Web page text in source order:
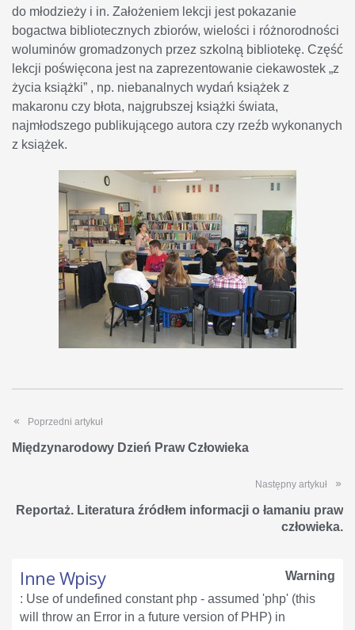
do młodzieży i in. Założeniem lekcji jest pokazanie
bogactwa bibliotecznych zbiorów, wielości i różnorodności
woluminów gromadzonych przez szkolną bibliotekę. Część
lekcji poświęcona jest na zaprezentowanie ciekawostek „z
życia książki” , np. niebanalnych wydań książek z
makaronu czy błota, najgrubszej książki świata,
najmłodszego publikującego autora czy rzeźb wykonanych
z książek.
Poprzedni artykuł
Międzynarodowy Dzień Praw Człowieka
Następny artykuł
Reportaż. Literatura źródłem informacji o łamaniu praw
człowieka.
Inne Wpisy
Warning
: Use of undefined constant php - assumed 'php' (this
will throw an Error in a future version of PHP) in